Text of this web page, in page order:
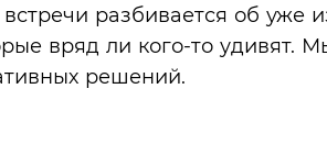
разбивается об уже
вряд ли кого-то удивят.
решений.